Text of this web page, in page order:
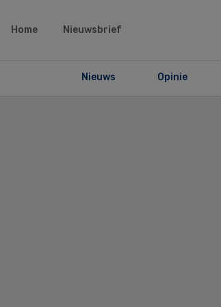
Home Nieuwsbrief
Nieuws Opinie